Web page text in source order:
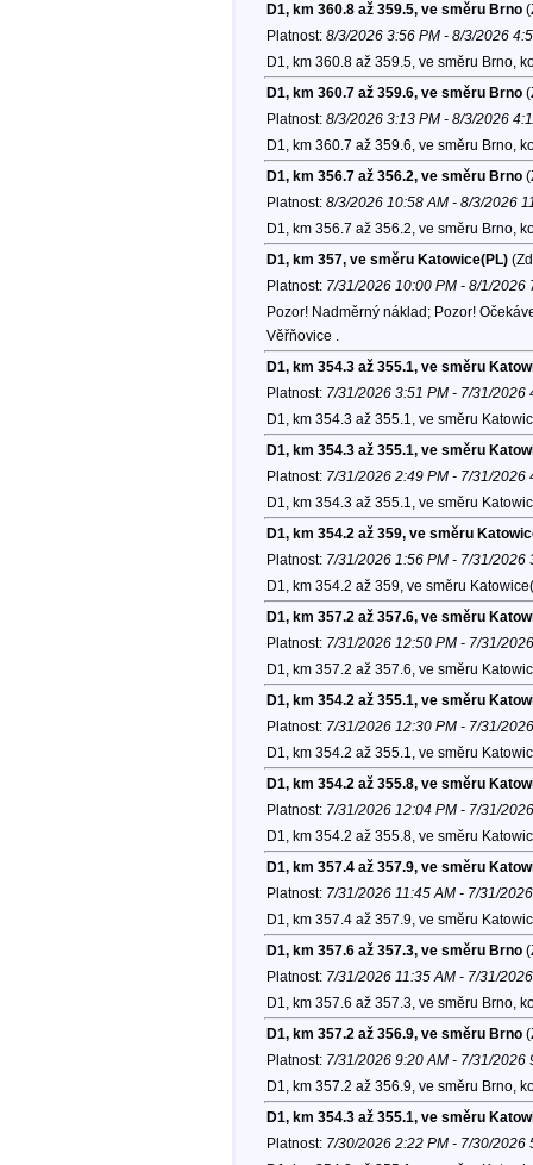
D1, km 360.8 až 359.5, ve směru Brno
Platnost: 8/3/2026 3:56 PM - 8/3/2026
D1, km 360.8 až 359.5, ve směru Brno,
D1, km 360.7 až 359.6, ve směru Brno
Platnost: 8/3/2026 3:13 PM - 8/3/2026
D1, km 360.7 až 359.6, ve směru Brno,
D1, km 356.7 až 356.2, ve směru Brno
Platnost: 8/3/2026 10:58 AM - 8/3/2026
D1, km 356.7 až 356.2, ve směru Brno,
D1, km 357, ve směru Katowice(PL)
Platnost: 7/31/2026 10:00 PM - 8/1/2026
Pozor! Nadměrný náklad; Pozor!
Věřňovice .
D1, km 354.3 až 355.1, ve směru
Platnost: 7/31/2026 3:51 PM - 7/31/2026
D1, km 354.3 až 355.1, ve směru
D1, km 354.3 až 355.1, ve směru
Platnost: 7/31/2026 2:49 PM - 7/31/2026
D1, km 354.3 až 355.1, ve směru
D1, km 354.2 až 359, ve směru
Platnost: 7/31/2026 1:56 PM - 7/31/2026
D1, km 354.2 až 359, ve směru
D1, km 357.2 až 357.6, ve směru
Platnost: 7/31/2026 12:50 PM - 7/31/
D1, km 357.2 až 357.6, ve směru
D1, km 354.2 až 355.1, ve směru
Platnost: 7/31/2026 12:30 PM - 7/31/
D1, km 354.2 až 355.1, ve směru
D1, km 354.2 až 355.8, ve směru
Platnost: 7/31/2026 12:04 PM - 7/31/
D1, km 354.2 až 355.8, ve směru
D1, km 357.4 až 357.9, ve směru
Platnost: 7/31/2026 11:45 AM - 7/31/
D1, km 357.4 až 357.9, ve směru
D1, km 357.6 až 357.3, ve směru Brno
Platnost: 7/31/2026 11:35 AM - 7/31/
D1, km 357.6 až 357.3, ve směru Brno,
D1, km 357.2 až 356.9, ve směru Brno
Platnost: 7/31/2026 9:20 AM - 7/31/2026
D1, km 357.2 až 356.9, ve směru Brno,
D1, km 354.3 až 355.1, ve směru
Platnost: 7/30/2026 2:22 PM - 7/30/2026